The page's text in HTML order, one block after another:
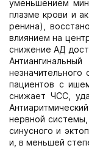
уменьшением
плазме крови и
ренина),
влиянием на
снижение АД
пациентов с
снижает ЧСС,
нервной
синусного и
и, в меньшей